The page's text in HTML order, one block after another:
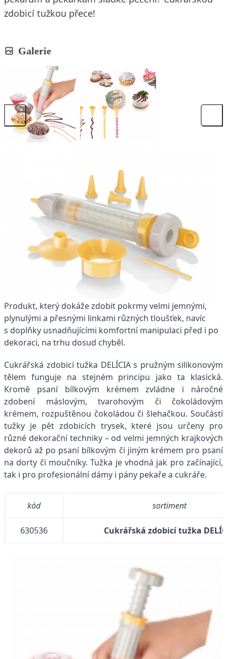
zdobicí tužkou přece!
Galerie
Produkt, který dokáže zdobit pokrmy velmi jemnými,
plynulými a přesnými linkami různých tloušťek, navíc
s doplňky usnadňujícími komfortní manipulaci před i po
dekoraci, na trhu dosud chyběl.
Cukrářská zdobicí tužka DELÍCIA s pružným silikonovým
tělem funguje na stejném principu jako ta klasická.
Kromě psaní bílkovým krémem zvládne i náročné
zdobení máslovým, tvarohovým či čokoládovým
krémem, rozpuštěnou čokoládou či šlehačkou. Součástí
tužky je pět zdobicích trysek, které jsou určeny pro
různé dekorační techniky – od velmi jemných krajkových
dekorů až po psaní bílkovým či jiným krémem pro psaní
na dorty či moučníky. Tužka je vhodná jak pro začínající,
tak i pro profesionální dámy i pány pekaře a cukráře.
kód sortiment
630536 Cukrářská zdobicí tužka